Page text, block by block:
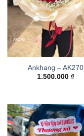
Ankhang – AK270
1.500.000 ₫